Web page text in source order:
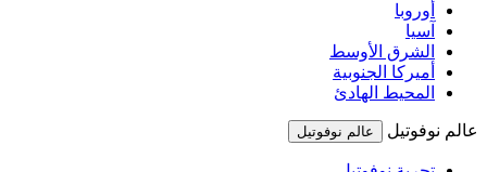
أوروبا
آسيا
الشرق الأوسط
أميركا الجنوبية
المحيط الهادئ
عالم نوفوتيل عالم نوفوتيل